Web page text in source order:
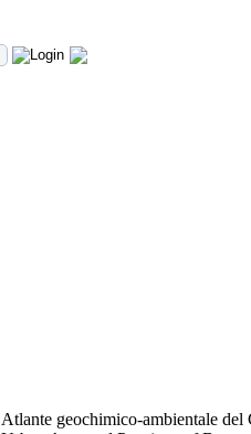
Atlante geochimico-ambientale